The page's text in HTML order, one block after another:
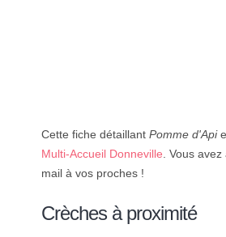
Cette fiche détaillant Pomme d'Api
Multi-Accueil Donneville. Vous
mail à vos proches !
Crèches à proximité